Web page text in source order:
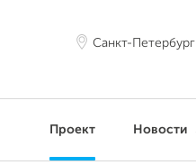
Санкт-Петербург
Проект Новости